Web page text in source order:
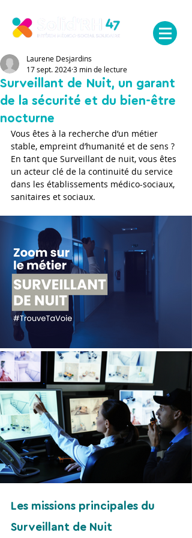
Surveillant de Nuit, un garant
de la sécurité et du bien-être
nocturne
Laurene Desjardins
17 sept. 20243 min de lecture
Vous êtes à la recherche d’un métier
stable, empreint d’humanité et de sens ?
En tant que Surveillant de nuit, vous êtes
un acteur clé de la continuité du service
dans les établissements médico-sociaux,
sanitaires et sociaux.
Les missions principales du
Surveillant de Nuit